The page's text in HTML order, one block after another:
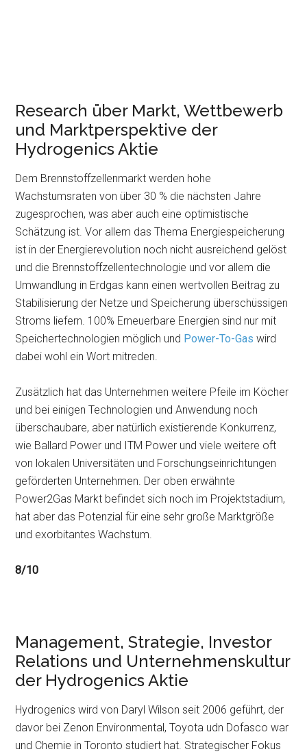
Research über Markt, Wettbewerb
und Marktperspektive der
Hydrogenics Aktie
Dem Brennstoffzellenmarkt werden hohe
Wachstumsraten von über 30 % die nächsten Jahre
zugesprochen, was aber auch eine optimistische
Schätzung ist. Vor allem das Thema Energiespeicherung
ist in der Energierevolution noch nicht ausreichend gelöst
und die Brennstoffzellentechnologie und vor allem die
Umwandlung in Erdgas kann einen wertvollen Beitrag zu
Stabilisierung der Netze und Speicherung überschüssigen
Stroms liefern. 100% Erneuerbare Energien sind nur mit
Speichertechnologien möglich und Power-To-Gas wird
dabei wohl ein Wort mitreden.
Zusätzlich hat das Unternehmen weitere Pfeile im Köcher
und bei einigen Technologien und Anwendung noch
überschaubare, aber natürlich existierende Konkurrenz,
wie Ballard Power und ITM Power und viele weitere oft
von lokalen Universitäten und Forschungseinrichtungen
geförderten Unternehmen. Der oben erwähnte
Power2Gas Markt befindet sich noch im Projektstadium,
hat aber das Potenzial für eine sehr große Marktgröße
und exorbitantes Wachstum.
8/10
Management, Strategie, Investor
Relations und Unternehmenskultur
der Hydrogenics Aktie
Hydrogenics wird von Daryl Wilson seit 2006 geführt, der
davor bei Zenon Environmental, Toyota udn Dofasco war
und Chemie in Toronto studiert hat. Strategischer Fokus